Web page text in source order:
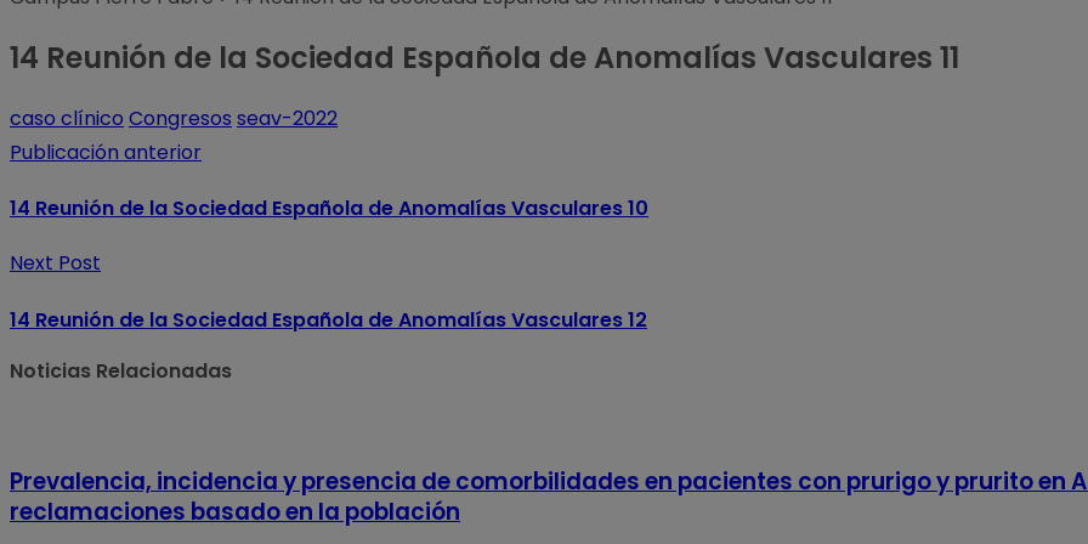
14 Reunión de la Sociedad Española de Anomalías Vasculares 11
caso clínico Congresos seav-2022
Publicación anterior
14 Reunión de la Sociedad Española de Anomalías Vasculares 10
Next Post
14 Reunión de la Sociedad Española de Anomalías Vasculares 12
Noticias Relacionadas
Prevalencia, incidencia y presencia de comorbilidades en pacientes con prurigo y prurito en
reclamaciones basado en la población